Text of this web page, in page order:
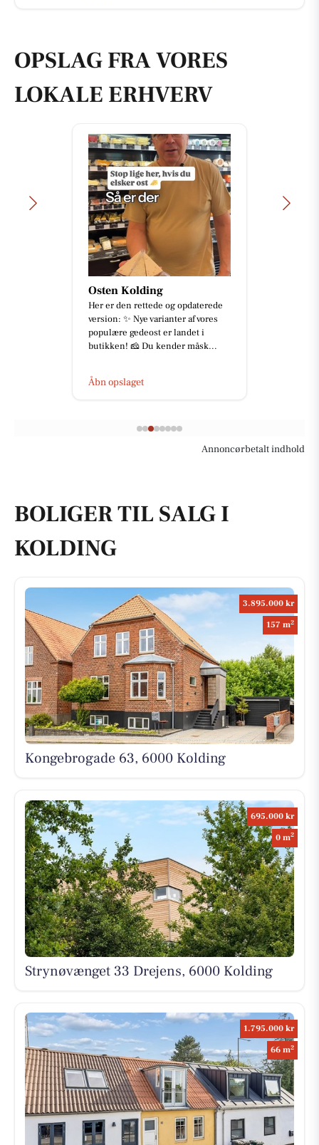
OPSLAG FRA VORES
LOKALE ERHVERV
Osten Kolding
Her er den rettede og opdaterede
version: ✨ Nye varianter af vores
populære gedeost er landet i
butikken! 🧀 Du kender måsk...
Åbn opslaget
Annoncørbetalt indhold
BOLIGER TIL SALG I
KOLDING
3.895.000 kr
157 m2
Kongebrogade 63, 6000 Kolding
695.000 kr
0 m2
Strynøvænget 33 Drejens, 6000 Kolding
1.795.000 kr
66 m2